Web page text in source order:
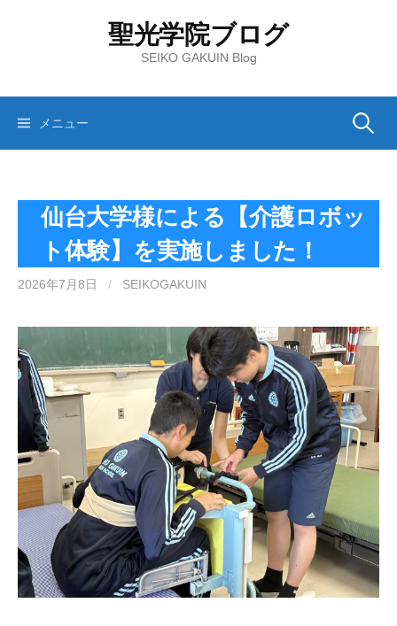
ツ
聖光学院ブログ
SEIKO GAKUIN Blog
メニュー 検
仙台大学様による【介護ロボッ
ト体験】を実施しました！
2026年7月8日 / SEIKOGAKUIN